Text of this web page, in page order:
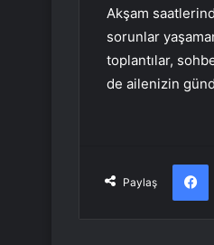
Akşam
sorunlar
toplantılar,
de ailenizin
Paylaş